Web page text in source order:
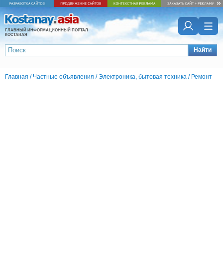
ГЛАВНЫЙ ИНФОРМАЦИОННЫЙ ПОРТАЛ
КОСТАНАЯ
Найти
Главная / Частные объявления /Электроника, бытовая техника / Ремонт